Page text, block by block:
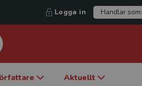
Logga in Handlar som:
Aktuellt